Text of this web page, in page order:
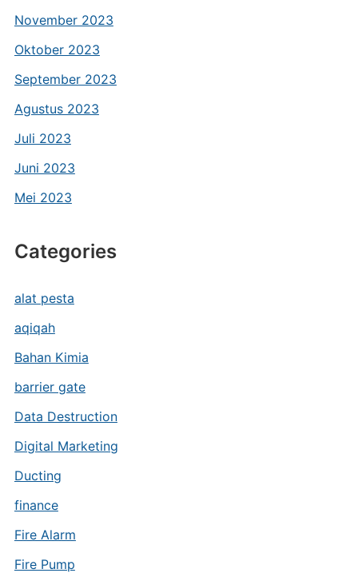
November 2023
Oktober 2023
September 2023
Agustus 2023
Juli 2023
Juni 2023
Mei 2023
Categories
alat pesta
aqiqah
Bahan Kimia
barrier gate
Data Destruction
Digital Marketing
Ducting
finance
Fire Alarm
Fire Pump